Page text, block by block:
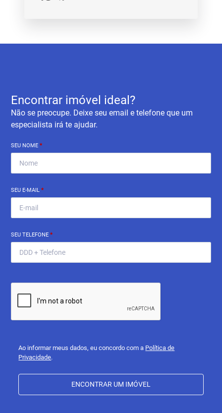
Encontrar imóvel ideal?
Não se preocupe. Deixe seu email e telefone que um
especialista irá te ajudar.
SEU NOME*
SEU E-MAIL*
SEU TELEFONE*
Ao informar meus dados, eu concordo com a Política de
Privacidade.
ENCONTRAR UM IMÓVEL